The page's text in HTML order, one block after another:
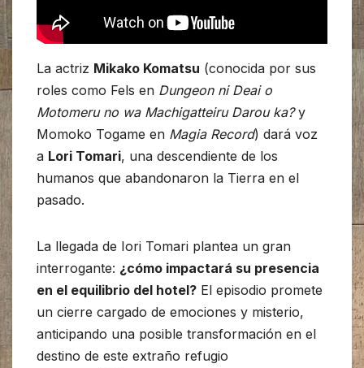
La actriz Mikako Komatsu (conocida por sus
roles como Fels en Dungeon ni Deai o
Motomeru no wa Machigatteiru Darou ka?y
Momoko Togame en Magia Record) dará voz
a Lori Tomari, una descendiente de los
humanos que abandonaron la Tierra en el
pasado.
La llegada de Iori Tomari plantea un gran
interrogante: ¿cómo impactará su presencia
en el equilibrio del hotel? El episodio promete
un cierre cargado de emociones y misterio,
anticipando una posible transformación en el
destino de este extraño refugio